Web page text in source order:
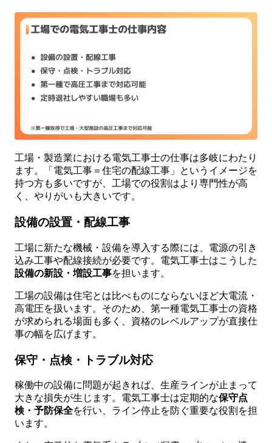
工場・製造業における電気工事士の仕事は多岐にわたり
ます。「電気工事＝住宅の配線工事」というイメージを
持つ方も多いですが、工場での役割はより専門性が高
く、やりがいも大きいです。
設備の設置・配線工事
工場に新たな機械・設備を導入する際には、電源の引き
込み工事や配線接続が必要です。電気工事士はこうした
設備の新設・増設工事を担います。
工場の設備は住宅とは比べものにならないほど大電流・
高電圧を扱います。そのため、第一種電気工事士の資格
が求められる場面も多く、資格のレベルアップが直接仕
事の幅を広げます。
保守・点検・トラブル対応
稼働中の設備に問題が起きれば、生産ラインが止まって
大きな損失が生じます。電気工事士は定期的な保守点
検・予防保全を行い、ライン停止を防ぐ重要な役割を担
います。